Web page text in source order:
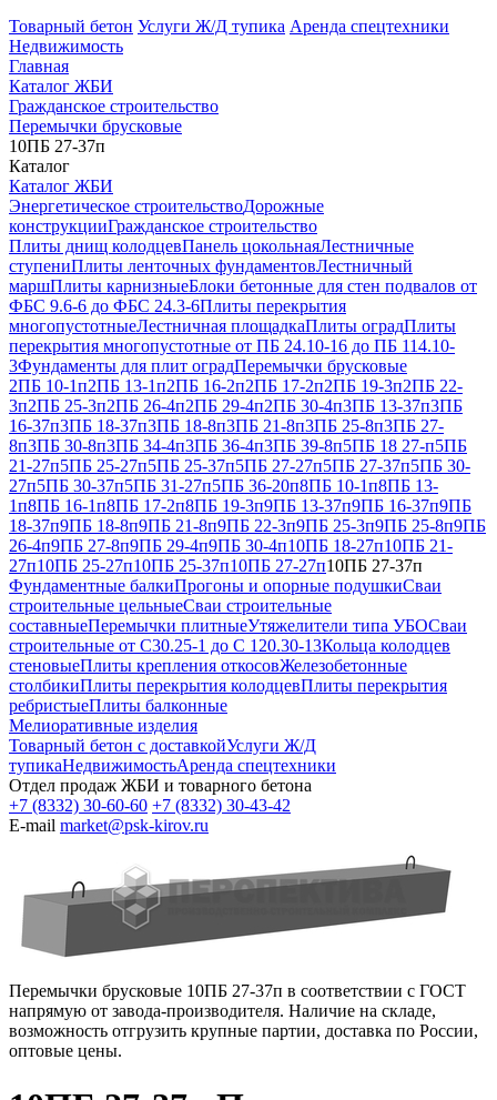
Товарный бетон Услуги Ж/Д тупика Аренда спецтехники
Недвижимость
Главная
Каталог ЖБИ
Гражданское строительство
Перемычки брусковые
10ПБ 27-37п
Каталог
Каталог ЖБИ
Энергетическое строительствоДорожные
конструкцииГражданское строительство
Плиты днищ колодцевПанель цокольнаяЛестничные
ступениПлиты ленточных фундаментовЛестничный
маршПлиты карнизныеБлоки бетонные для стен подвалов от
ФБС 9.6-6 до ФБС 24.3-6Плиты перекрытия
многопустотныеЛестничная площадкаПлиты оградПлиты
перекрытия многопустотные от ПБ 24.10-16 до ПБ 114.10-
3Фундаменты для плит оградПеремычки брусковые
2ПБ 10-1п2ПБ 13-1п2ПБ 16-2п2ПБ 17-2п2ПБ 19-3п2ПБ 22-
3п2ПБ 25-3п2ПБ 26-4п2ПБ 29-4п2ПБ 30-4п3ПБ 13-37п3ПБ
16-37п3ПБ 18-37п3ПБ 18-8п3ПБ 21-8п3ПБ 25-8п3ПБ 27-
8п3ПБ 30-8п3ПБ 34-4п3ПБ 36-4п3ПБ 39-8п5ПБ 18 27-п5ПБ
21-27п5ПБ 25-27п5ПБ 25-37п5ПБ 27-27п5ПБ 27-37п5ПБ 30-
27п5ПБ 30-37п5ПБ 31-27п5ПБ 36-20п8ПБ 10-1п8ПБ 13-
1п8ПБ 16-1п8ПБ 17-2п8ПБ 19-3п9ПБ 13-37п9ПБ 16-37п9ПБ
18-37п9ПБ 18-8п9ПБ 21-8п9ПБ 22-3п9ПБ 25-3п9ПБ 25-8п9ПБ
26-4п9ПБ 27-8п9ПБ 29-4п9ПБ 30-4п10ПБ 18-27п10ПБ 21-
27п10ПБ 25-27п10ПБ 25-37п10ПБ 27-27п10ПБ 27-37п
Фундаментные балкиПрогоны и опорные подушкиСваи
строительные цельныеСваи строительные
составныеПеремычки плитныеУтяжелители типа УБОСваи
строительные от С30.25-1 до С 120.30-13Кольца колодцев
стеновыеПлиты крепления откосовЖелезобетонные
столбикиПлиты перекрытия колодцевПлиты перекрытия
ребристыеПлиты балконные
Мелиоративные изделия
Товарный бетон с доставкойУслуги Ж/Д
тупикаНедвижимостьАренда спецтехники
Отдел продаж ЖБИ и товарного бетона
+7 (8332) 30-60-60 +7 (8332) 30-43-42
E-mail market@psk-kirov.ru
Перемычки брусковые 10ПБ 27-37п в соответствии с ГОСТ
напрямую от завода-производителя. Наличие на складе,
возможность отгрузить крупные партии, доставка по России,
оптовые цены.